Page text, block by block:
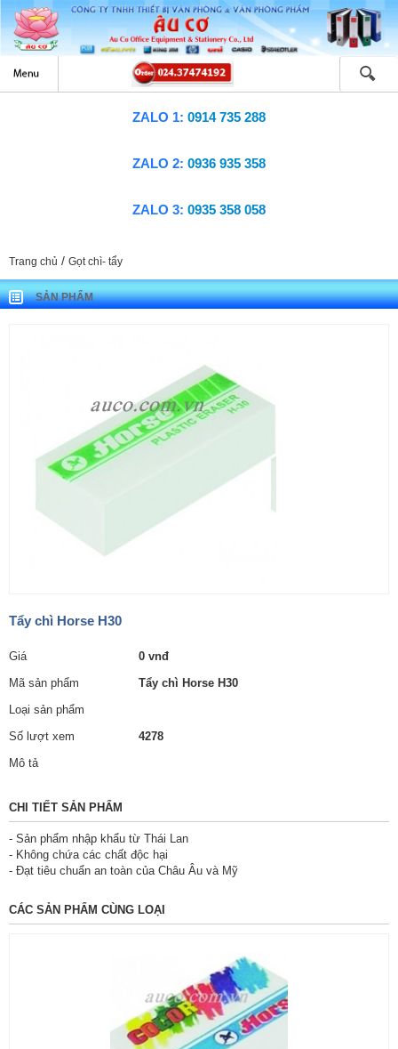
ZALO 1: 0914 735 288
ZALO 2: 0936 935 358
ZALO 3: 0935 358 058
Trang chủ / Gọt chì- tẩy
SẢN PHẨM
Tẩy chì Horse H30
Giá
0 vnđ
Mã sản phẩm
Tẩy chì Horse H30
Loại sản phẩm
Số lượt xem
4278
Mô tả
CHI TIẾT SẢN PHẨM
- Sản phẩm nhập khẩu từ Thái Lan
- Không chứa các chất độc hại
- Đạt tiêu chuẩn an toàn của Châu Âu và Mỹ
CÁC SẢN PHẨM CÙNG LOẠI